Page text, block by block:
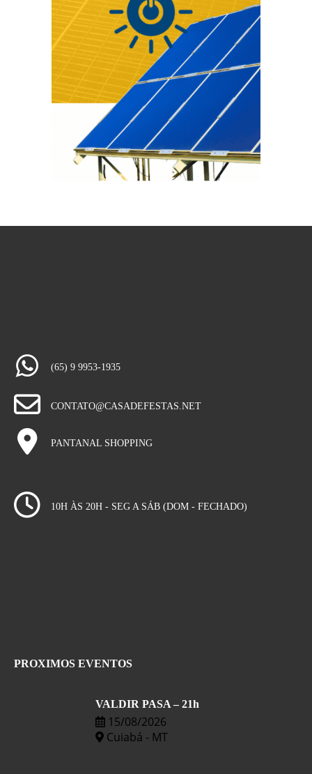
(65) 9 9953-1935
CONTATO@CASADEFESTAS.NET
PANTANAL SHOPPING
10H ÀS 20H - SEG A SÁB (DOM - FECHADO)
PROXIMOS EVENTOS
VALDIR PASA – 21h
15/08/2026
Cuiabá - MT